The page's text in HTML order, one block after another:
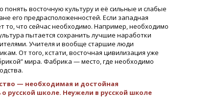
восточную культуру и её сильные и слабые
его предрасположенностей. Если западная
то, что сейчас необходимо. Например, необходимо
пытается сохранить лучшие наработки
Учителя и вообще старшие люди
От того, кстати, восточная цивилизация уже
мира. Фабрика — место, где необходимо
— необходимая и достойная
русской школе. Неужели в русской школе